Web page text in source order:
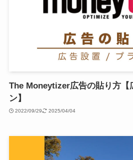
The Moneytizer広告の貼り方【
ン】
2022/09/29 2025/04/04